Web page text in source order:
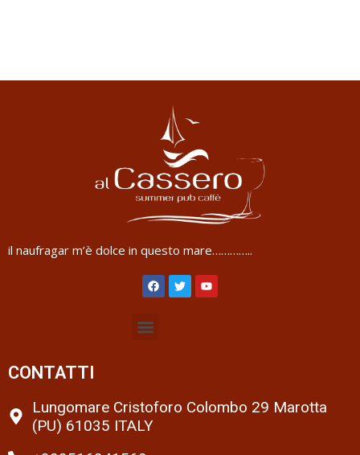
il naufragar m’è dolce in questo mare…………..
CONTATTI
Lungomare Cristoforo Colombo 29 Marotta
(PU) 61035 ITALY